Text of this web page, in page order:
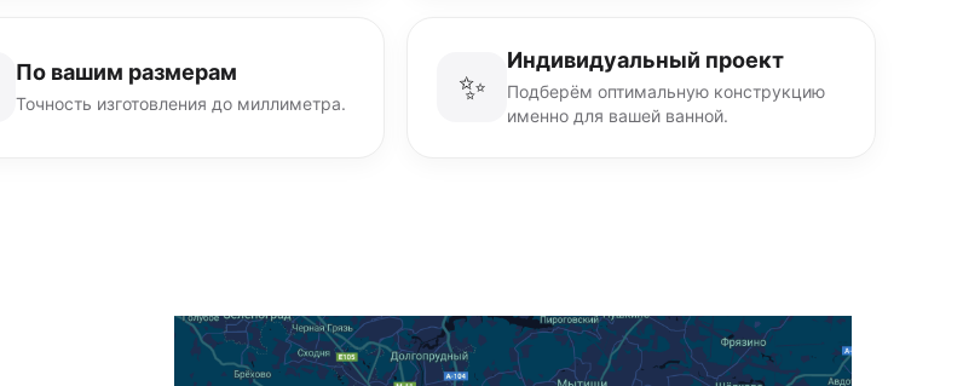
По вашим размерам
Точность изготовления до миллиметра. ✨
Индивидуальный проект
Подберём оптимальную конструкцию
именно для вашей ванной.